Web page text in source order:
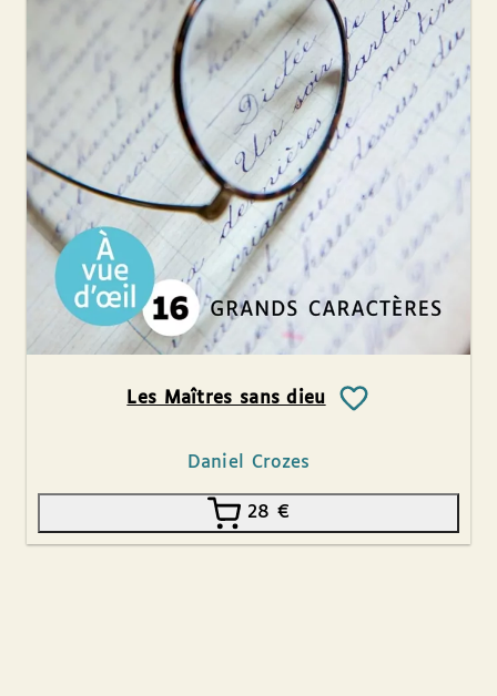
Les Maîtres sans dieu
Daniel Crozes
28 €